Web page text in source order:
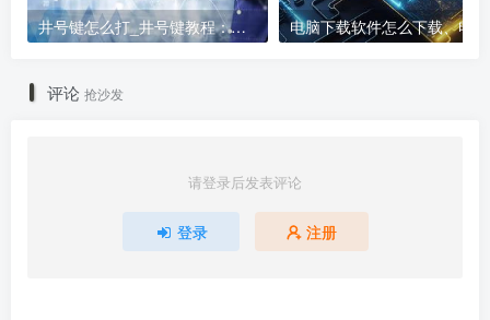
井号键怎么打_井号键教程：打出#的方法
评论 抢沙发
请登录后发表评论
登录 注册